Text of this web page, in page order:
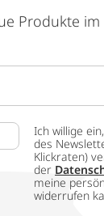
Produkte
Ich willige
des
Klickraten)
der
meine
widerrufen